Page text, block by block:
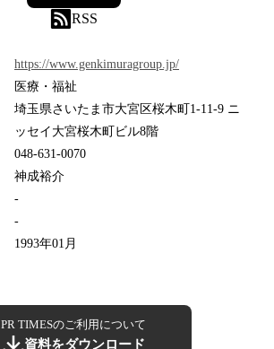
RSS
https://www.genkimuragroup.jp/
医療・福祉
埼玉県さいたま市大宮区桜木町1-11-9 ニ
ッセイ大宮桜木町ビル8階
048-631-0070
神成裕介
-
-
1993年01月
PR TIMESのご利用について
資料をダウンロード